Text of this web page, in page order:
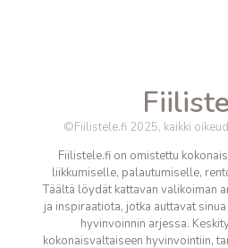
©Fiilistele.fi 2025, kaikki
Fiilistele.fi on omistettu
liikkumiselle, palautumiselle,
Täältä löydät kattavan valikoiman
ja inspiraatiota, jotka auttavat
hyvinvoinnin arjessa.
kokonaisvaltaiseen hyvinvointiin,